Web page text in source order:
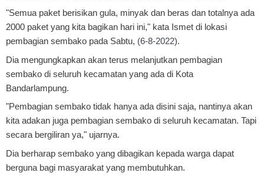
"Semua paket berisikan gula, minyak dan beras dan totalnya ada
2000 paket yang kita bagikan hari ini," kata Ismet di lokasi
pembagian sembako pada Sabtu, (6-8-2022).
Dia mengungkapkan akan terus melanjutkan pembagian
sembako di seluruh kecamatan yang ada di Kota
Bandarlampung.
"Pembagian sembako tidak hanya ada disini saja, nantinya akan
kita adakan juga pembagian sembako di seluruh kecamatan. Tapi
secara bergiliran ya," ujarnya.
Dia berharap sembako yang dibagikan kepada warga dapat
berguna bagi masyarakat yang membutuhkan.